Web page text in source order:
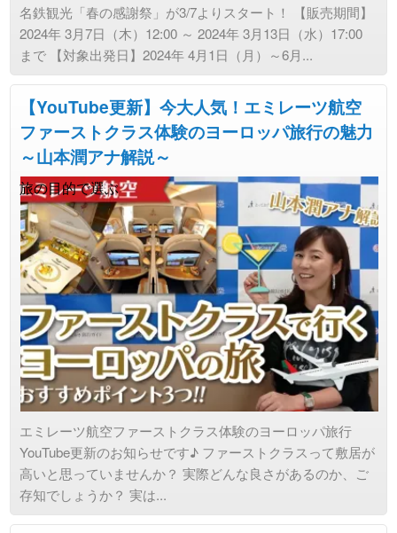
名鉄観光「春の感謝祭」が3/7よりスタート！ 【販売期間】
2024年 3月7日（木）12:00 ～ 2024年 3月13日（水）17:00
まで 【対象出発日】2024年 4月1日（月）～6月...
【YouTube更新】今大人気！エミレーツ航空
ファーストクラス体験のヨーロッパ旅行の魅力
～山本潤アナ解説～
旅の目的で選ぶ
エミレーツ航空ファーストクラス体験のヨーロッパ旅行
YouTube更新のお知らせです♪ ファーストクラスって敷居が
高いと思っていませんか？ 実際どんな良さがあるのか、ご
存知でしょうか？ 実は...